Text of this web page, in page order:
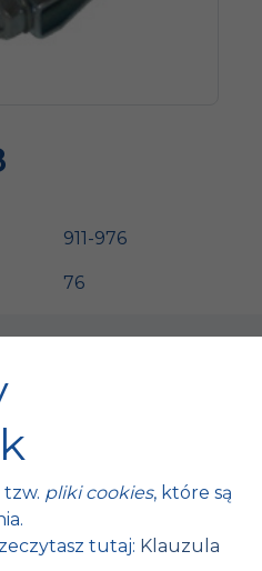
911-976
76
pliki cookies, które są
tutaj: Klauzula